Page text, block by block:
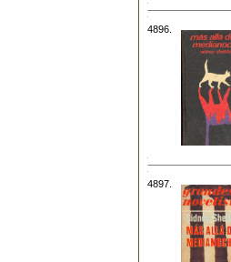
4896.
4897.